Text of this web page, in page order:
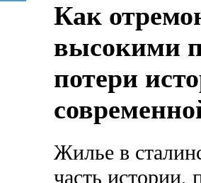
Как
высокими
потери
Жилье в
часть истории,